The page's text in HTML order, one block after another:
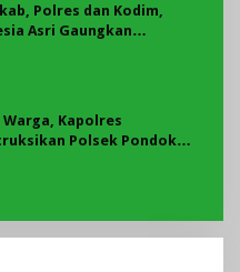
Polres dan Kodim,
Asri Gaungkan
Warga, Kapolres
Polsek Pondok